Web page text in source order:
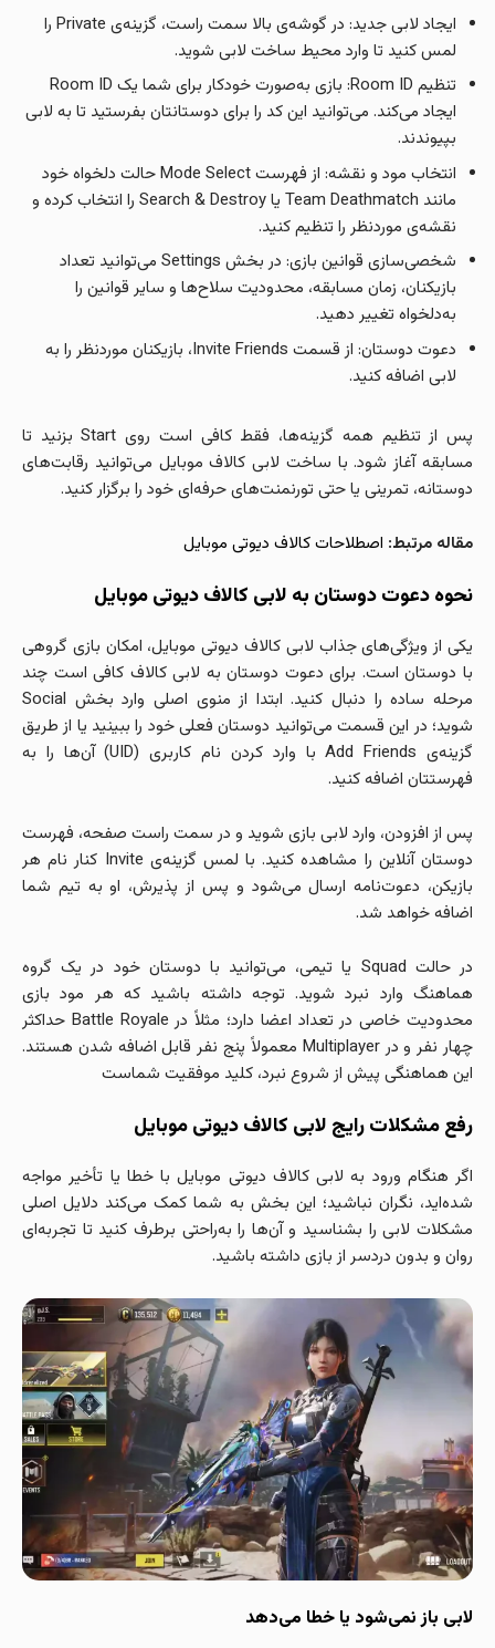
ایجاد لابی جدید: در گوشه‌ی بالا سمت راست، گزینه‌ی Private را
لمس کنید تا وارد محیط ساخت لابی شوید.
تنظیم Room ID: بازی به‌صورت خودکار برای شما یک Room ID
ایجاد می‌کند. می‌توانید این کد را برای دوستانتان بفرستید تا به لابی
بپیوندند.
انتخاب مود و نقشه: از فهرست Mode Select حالت دلخواه خود
مانند Team Deathmatch یا Search & Destroy را انتخاب کرده و
نقشه‌ی موردنظر را تنظیم کنید.
شخصی‌سازی قوانین بازی: در بخش Settings می‌توانید تعداد
بازیکنان، زمان مسابقه، محدودیت سلاح‌ها و سایر قوانین را
به‌دلخواه تغییر دهید.
دعوت دوستان: از قسمت Invite Friends، بازیکنان موردنظر را به
لابی اضافه کنید.
پس از تنظیم همه گزینه‌ها، فقط کافی است روی Start بزنید تا
مسابقه آغاز شود. با ساخت لابی کالاف موبایل می‌توانید رقابت‌های
دوستانه، تمرینی یا حتی تورنمنت‌های حرفه‌ای خود را برگزار کنید.
مقاله مرتبط: اصطلاحات کالاف دیوتی موبایل
نحوه دعوت دوستان به لابی کالاف دیوتی موبایل
یکی از ویژگی‌های جذاب لابی کالاف دیوتی موبایل، امکان بازی گروهی
با دوستان است. برای دعوت دوستان به لابی کالاف کافی است چند
مرحله ساده را دنبال کنید. ابتدا از منوی اصلی وارد بخش Social
شوید؛ در این قسمت می‌توانید دوستان فعلی خود را ببینید یا از طریق
گزینه‌ی Add Friends با وارد کردن نام کاربری (UID) آن‌ها را به
فهرستتان اضافه کنید.
پس از افزودن، وارد لابی بازی شوید و در سمت راست صفحه، فهرست
دوستان آنلاین را مشاهده کنید. با لمس گزینه‌ی Invite کنار نام هر
بازیکن، دعوت‌نامه ارسال می‌شود و پس از پذیرش، او به تیم شما
اضافه خواهد شد.
در حالت Squad یا تیمی، می‌توانید با دوستان خود در یک گروه
هماهنگ وارد نبرد شوید. توجه داشته باشید که هر مود بازی
محدودیت خاصی در تعداد اعضا دارد؛ مثلاً در Battle Royale حداکثر
چهار نفر و در Multiplayer معمولاً پنج نفر قابل اضافه شدن هستند.
این هماهنگی پیش از شروع نبرد، کلید موفقیت شماست
رفع مشکلات رایج لابی کالاف دیوتی موبایل
اگر هنگام ورود به لابی کالاف دیوتی موبایل با خطا یا تأخیر مواجه
شده‌اید، نگران نباشید؛ این بخش به شما کمک می‌کند دلایل اصلی
مشکلات لابی را بشناسید و آن‌ها را به‌راحتی برطرف کنید تا تجربه‌ای
روان و بدون دردسر از بازی داشته باشید.
لابی باز نمی‌شود یا خطا می‌دهد